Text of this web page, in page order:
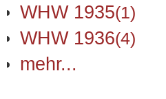
WHW 1935(1)
WHW 1936(4)
mehr...